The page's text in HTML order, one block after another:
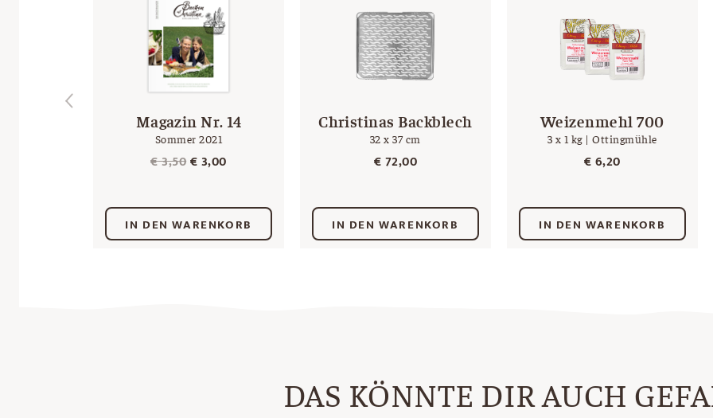
Magazin Nr. 14
Sommer 2021
€3,50Ursprünglicher
€ 3,50
€3,00Aktueller
€ 3,00.
IN DEN WARENKORB
Christinas Backblech
32 x 37 cm
€72,00
IN DEN WARENKORB
Weizenmehl 700
3 x 1 kg | Ottingmühle
€6,20
IN DEN WARENKORB
DAS KÖNNTE DIR AUCH